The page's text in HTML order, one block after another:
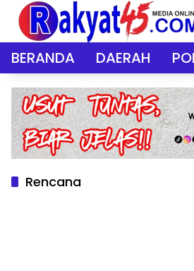
Langsung
konten
BERANDA DAERAH
Rencana